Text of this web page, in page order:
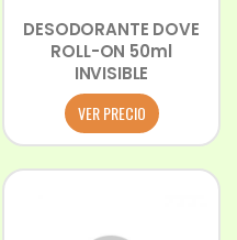
DESODORANTE DOVE
ROLL-ON 50ml
INVISIBLE
VER PRECIO